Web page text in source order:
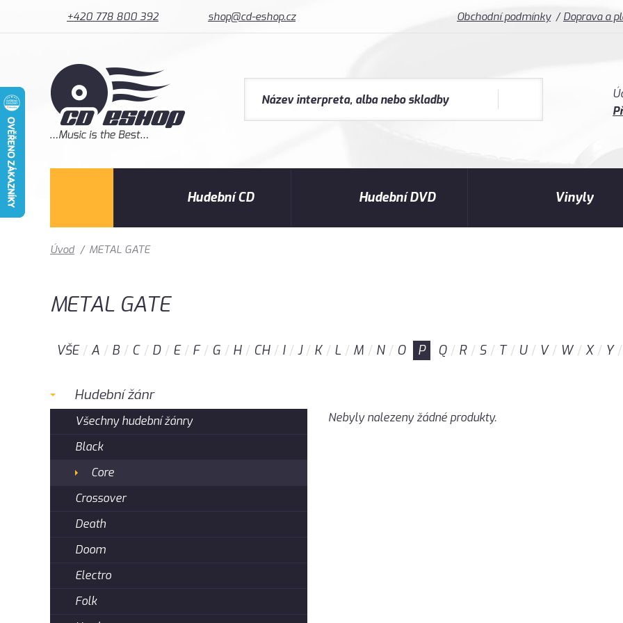
+420 778 800 392 shop@cd-eshop.cz Obchodní podmínky Doprava a
Hudební CD Hudební DVD Vinyly
Úvod / METAL GATE
METAL GATE
VŠE A B C D E F G H CH I J K L M N O P Q R S T U V W X Y
Hudební žánr
Všechny hudební žánry
Black
Core
Crossover
Death
Doom
Electro
Folk
Nebyly nalezeny žádné produkty.